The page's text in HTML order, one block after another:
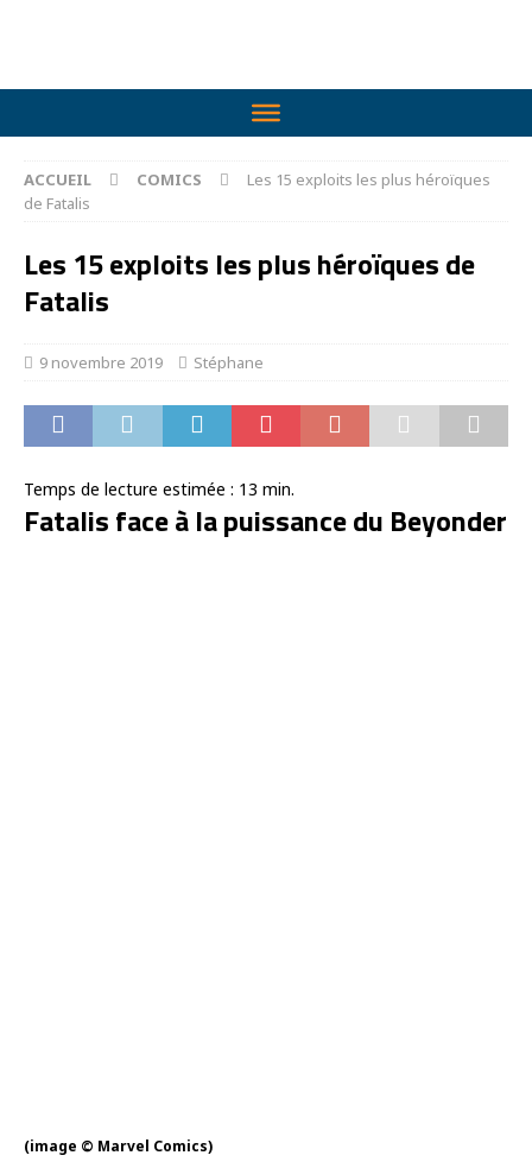
ACCUEIL COMICS
Les 15 exploits les plus héroïques
de Fatalis
Les 15 exploits les plus héroïques de
Fatalis
9 novembre 2019 Stéphane
Temps de lecture estimée : 13 min.
Fatalis face à la puissance du Beyonder
(image © Marvel Comics)